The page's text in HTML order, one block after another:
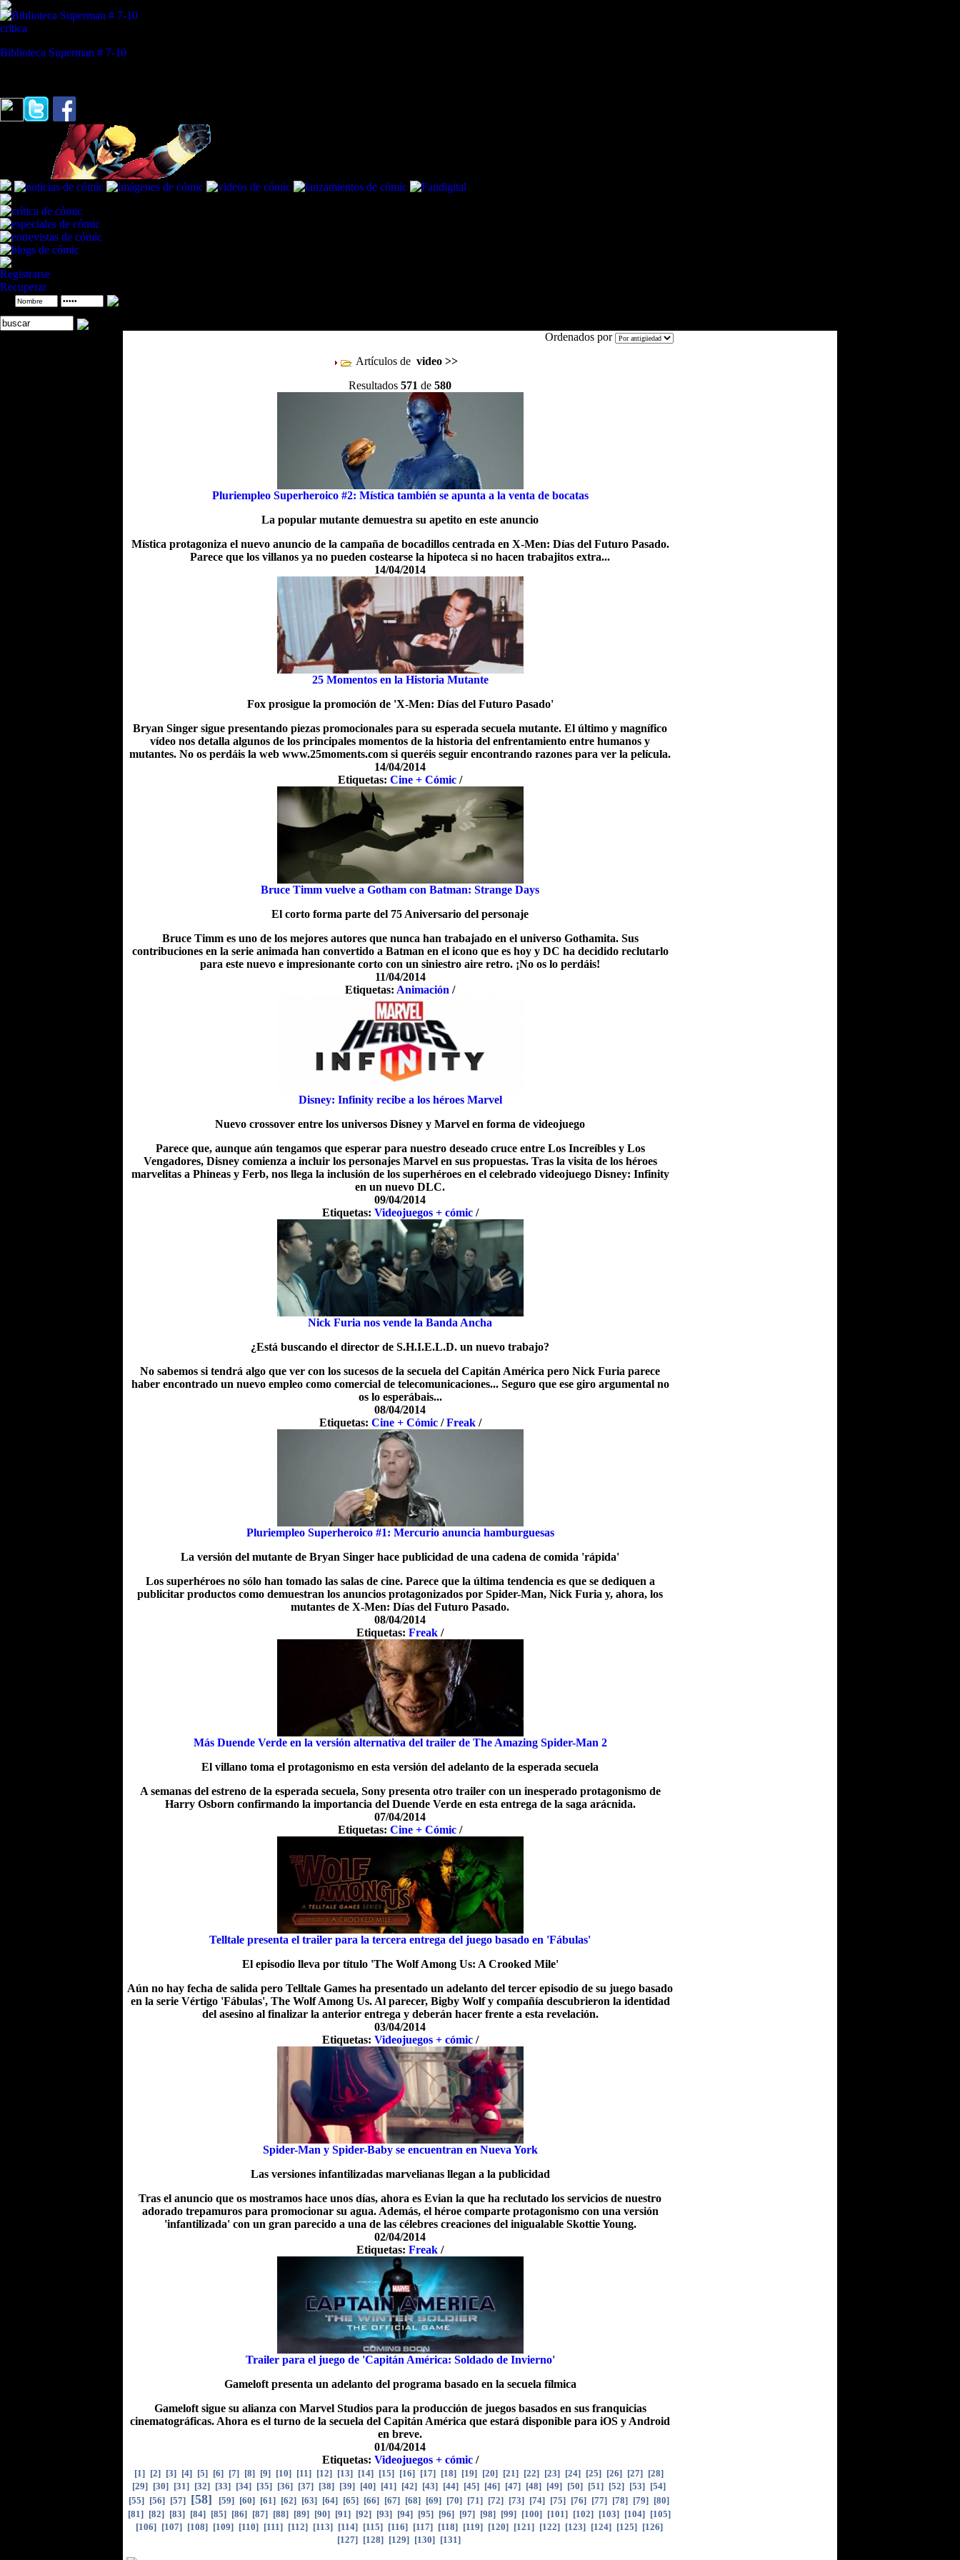
critica
Biblioteca Superman # 7-10
Registrarse
Recuperar
Ordenados por
Artículos de video >>
Resultados 571 de 580
Pluriempleo Superheroico #2: Mística también se apunta a la venta de bocatas
La popular mutante demuestra su apetito en este anuncio
Mística protagoniza el nuevo anuncio de la campaña de bocadillos centrada en X-Men: Días del Futuro Pasado.
Parece que los villanos ya no pueden costearse la hipoteca si no hacen trabajitos extra...
14/04/2014
25 Momentos en la Historia Mutante
Fox prosigue la promoción de 'X-Men: Días del Futuro Pasado'
Bryan Singer sigue presentando piezas promocionales para su esperada secuela mutante. El último y magnífico
vídeo nos detalla algunos de los principales momentos de la historia del enfrentamiento entre humanos y
mutantes. No os perdáis la web www.25moments.com si queréis seguir encontrando razones para ver la película.
14/04/2014
Etiquetas: Cine + Cómic /
Bruce Timm vuelve a Gotham con Batman: Strange Days
El corto forma parte del 75 Aniversario del personaje
Bruce Timm es uno de los mejores autores que nunca han trabajado en el universo Gothamita. Sus
contribuciones en la serie animada han convertido a Batman en el icono que es hoy y DC ha decidido reclutarlo
para este nuevo e impresionante corto con un siniestro aire retro. ¡No os lo perdáis!
11/04/2014
Etiquetas: Animación /
Disney: Infinity recibe a los héroes Marvel
Nuevo crossover entre los universos Disney y Marvel en forma de videojuego
Parece que, aunque aún tengamos que esperar para nuestro deseado cruce entre Los Increíbles y Los
Vengadores, Disney comienza a incluir los personajes Marvel en sus propuestas. Tras la visita de los héroes
marvelitas a Phineas y Ferb, nos llega la inclusión de los superhéroes en el celebrado videojuego Disney: Infinity
en un nuevo DLC.
09/04/2014
Etiquetas: Videojuegos + cómic/
Nick Furia nos vende la Banda Ancha
¿Está buscando el director de S.H.I.E.L.D. un nuevo trabajo?
No sabemos si tendrá algo que ver con los sucesos de la secuela del Capitán América pero Nick Furia parece
haber encontrado un nuevo empleo como comercial de telecomunicaciones... Seguro que ese giro argumental no
os lo esperábais...
08/04/2014
Etiquetas: Cine + Cómic/Freak/
Pluriempleo Superheroico #1: Mercurio anuncia hamburguesas
La versión del mutante de Bryan Singer hace publicidad de una cadena de comida 'rápida'
Los superhéroes no sólo han tomado las salas de cine. Parece que la última tendencia es que se dediquen a
publicitar productos como demuestran los anuncios protagonizados por Spider-Man, Nick Furia y, ahora, los
mutantes de X-Men: Días del Futuro Pasado.
08/04/2014
Etiquetas: Freak /
Más Duende Verde en la versión alternativa del trailer de The Amazing Spider-Man 2
El villano toma el protagonismo en esta versión del adelanto de la esperada secuela
A semanas del estreno de la esperada secuela, Sony presenta otro trailer con un inesperado protagonismo de
Harry Osborn confirmando la importancia del Duende Verde en esta entrega de la saga arácnida.
07/04/2014
Etiquetas: Cine + Cómic /
Telltale presenta el trailer para la tercera entrega del juego basado en 'Fábulas'
El episodio lleva por título 'The Wolf Among Us: A Crooked Mile'
Aún no hay fecha de salida pero Telltale Games ha presentado un adelanto del tercer episodio de su juego basado
en la serie Vértigo 'Fábulas', The Wolf Among Us. Al parecer, Bigby Wolf y compañía descubrieron la identidad
del asesino al finalizar la anterior entrega y deberán hacer frente a esta revelación.
03/04/2014
Etiquetas: Videojuegos + cómic/
Spider-Man y Spider-Baby se encuentran en Nueva York
Las versiones infantilizadas marvelianas llegan a la publicidad
Tras el anuncio que os mostramos hace unos días, ahora es Evian la que ha reclutado los servicios de nuestro
adorado trepamuros para promocionar su agua. Además, el héroe comparte protagonismo con una versión
'infantilizada' con un gran parecido a una de las célebres creaciones del inigualable Skottie Young.
02/04/2014
Etiquetas: Freak /
Trailer para el juego de 'Capitán América: Soldado de Invierno'
Gameloft presenta un adelanto del programa basado en la secuela fílmica
Gameloft sigue su alianza con Marvel Studios para la producción de juegos basados en sus franquicias
cinematográficas. Ahora es el turno de la secuela del Capitán América que estará disponible para iOS y Android
en breve.
01/04/2014
Etiquetas: Videojuegos + cómic/
[1] [2] [3] [4] [5] [6] [7] [8] [9] [10] [11] [12] [13] [14] [15] [16] [17] [18] [19] [20] [21] [22] [23] [24] [25] [26] [27] [28]
[29] [30] [31] [32] [33] [34] [35] [36] [37] [38] [39] [40] [41] [42] [43] [44] [45] [46] [47] [48] [49] [50] [51] [52] [53] [54]
[55] [56] [57] [58] [59] [60] [61] [62] [63] [64] [65] [66] [67] [68] [69] [70] [71] [72] [73] [74] [75] [76] [77] [78] [79] [80]
[81] [82] [83] [84] [85] [86] [87] [88] [89] [90] [91] [92] [93] [94] [95] [96] [97] [98] [99] [100] [101] [102] [103] [104] [105]
[106] [107] [108] [109] [110] [111] [112] [113] [114] [115] [116] [117] [118] [119] [120] [121] [122] [123] [124] [125] [126]
[127] [128] [129] [130] [131]